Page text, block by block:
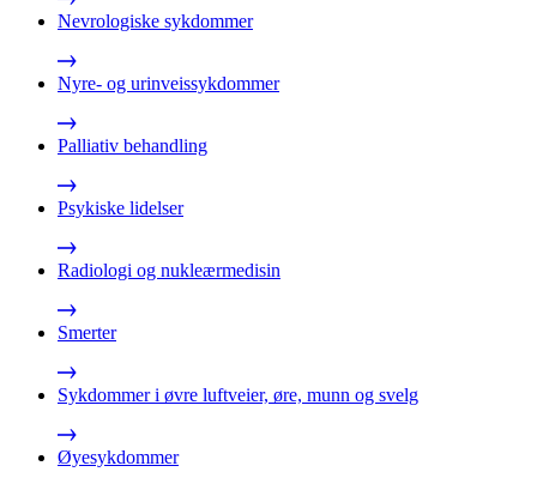
Nevrologiske sykdommer
Nyre- og urinveissykdommer
Palliativ behandling
Psykiske lidelser
Radiologi og nukleærmedisin
Smerter
Sykdommer i øvre luftveier, øre, munn og svelg
Øyesykdommer